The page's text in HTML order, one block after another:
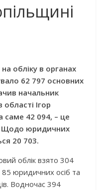
обліку в органах
62 797 основних
начальник
Ігор
саме 42 094, – це
Щодо юридичних
20 703.
облік взято 304
85 юридичних осіб та
Водночас 394